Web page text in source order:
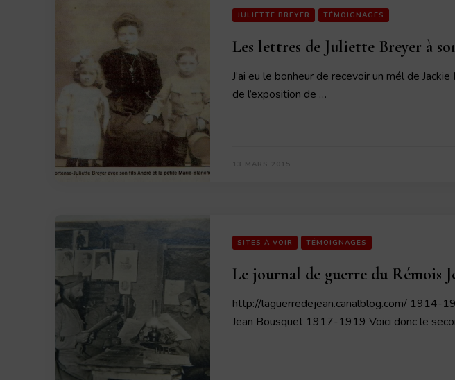
JULIETTE BREYER TÉMOIGNAGES
Les lettres de Juliette Breyer à
J’ai eu le bonheur de recevoir un mél de
de l’exposition de …
SITES À VOIR TÉMOIGNAGES
Le journal de guerre du Rémois
http://laguerredejean.canalblog.com/ 1914-
Jean Bousquet 1917-1919 Voici donc le